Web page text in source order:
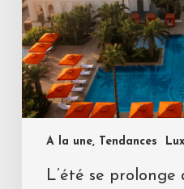
A la une, Tendances
L’été se prolonge